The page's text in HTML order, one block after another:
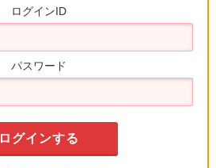
ログインID
パスワード